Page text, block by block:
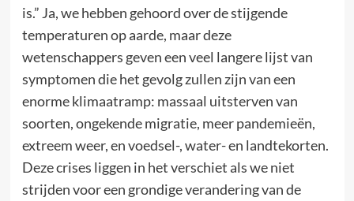
is.” Ja, we hebben gehoord over de stijgende
temperaturen op aarde, maar deze
wetenschappers geven een veel langere lijst van
symptomen die het gevolg zullen zijn van een
enorme klimaatramp: massaal uitsterven van
soorten, ongekende migratie, meer pandemieën,
extreem weer, en voedsel-, water- en landtekorten.
Deze crises liggen in het verschiet als we niet
strijden voor een grondige verandering van de